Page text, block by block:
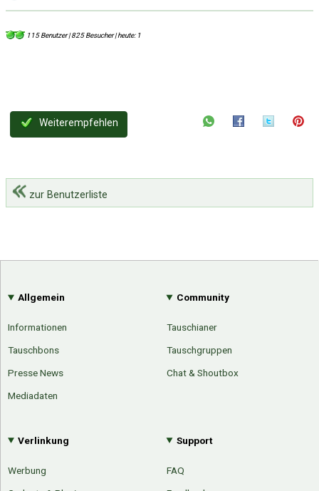
115 Benutzer | 825 Besucher | heute: 1
Weiterempfehlen
zur Benutzerliste
Allgemein
Informationen
Tauschbons
Presse News
Mediadaten
Community
Tauschianer
Tauschgruppen
Chat & Shoutbox
Verlinkung
Werbung
Support
FAQ